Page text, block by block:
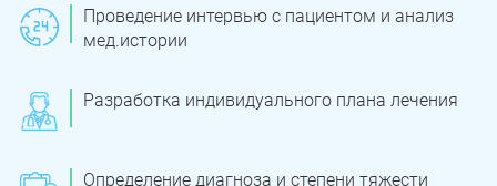
Проведение интервью с пациентом и анализ
мед.истории
Разработка индивидуального плана лечения
Определение диагноза и степени тяжести
ПОЛУЧИТЬ ПОМОЩЬ
ПОЛУЧИТЬ ПОМОЩЬ
Челябинск
Красногорский Нязепетровск
ПОЛУЧИТЬ ПОМОЩЬ